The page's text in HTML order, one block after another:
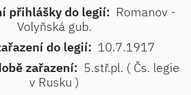
přihlášky do legií: Romanov -
Volyňská gub.
do legií: 10.7.1917
zařazení: 5.stř.pl. ( Čs. legie
v Rusku )